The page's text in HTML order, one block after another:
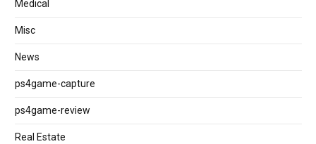
Medical
Misc
News
ps4game-capture
ps4game-review
Real Estate